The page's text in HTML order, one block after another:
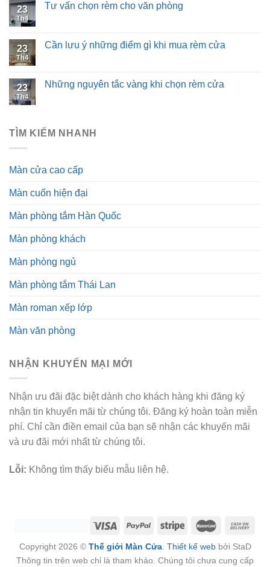
23
Th4
Tư vấn chọn rèm cho văn phòng
23
Th4
Cần lưu ý những điểm gì khi mua rèm cửa
23
Th4
Những nguyên tắc vàng khi chọn rèm cửa
TÌM KIẾM NHANH
Màn cửa cao cấp
Màn cuốn hiện đại
Màn phòng tắm Hàn Quốc
Màn phòng khách
Màn phòng ngủ
Màn phòng tắm Thái Lan
Màn roman xếp lớp
Màn văn phòng
NHẬN KHUYẾN MẠI MỚI
Nhận ưu đãi đặc biệt dành cho khách hàng khi đăng ký
nhận tin khuyến mãi từ chúng tôi. Đăng ký hoàn toàn miễn
phí. Chỉ cần điền email của bạn sẽ nhận các khuyến mãi
và ưu đãi mới nhất từ chúng tôi.
Lỗi: Không tìm thấy biểu mẫu liên hệ.
Copyright 2026 © Thế giới Màn Cửa. Thiết kế webbởi StaD
Thông tin trên web chỉ là tham khảo. Chúng tôi chưa cung cấp